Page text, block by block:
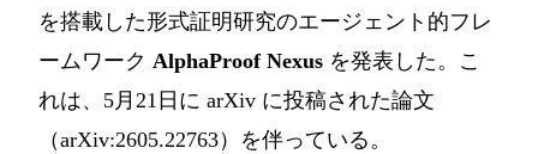
を搭載した形式証明研究のエージェント的フレ
ームワーク AlphaProof Nexus を発表した。こ
れは、5月21日に arXiv に投稿された論文
（arXiv:2605.22763）を伴っている。